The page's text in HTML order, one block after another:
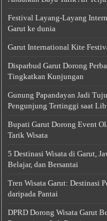
Festival Layang-Layang
Garut ke dunia
Garut International Kite
Disparbud Garut Dorong
Tingkatkan Kunjungan
Gunung Papandayan Jadi
Pengunjung Tertinggi saat
Bupati Garut Dorong Event
Tarik Wisata
5 Destinasi Wisata di Garut,
Belajar, dan Bersantai
Tren Wisata Garut: Destinasi
daripada Pantai
DPRD Dorong Wisata Garut